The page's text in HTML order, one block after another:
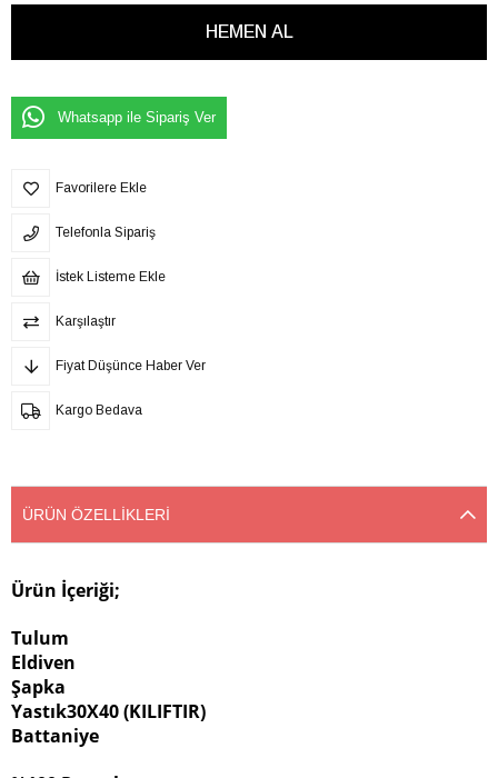
Whatsapp ile Sipariş Ver
Favorilere Ekle
Telefonla Sipariş
İstek Listeme Ekle
Karşılaştır
Fiyat Düşünce Haber Ver
Kargo Bedava
ÜRÜN ÖZELLIKLERI
Ürün İçeriği;
Tulum
Eldiven
Şapka
Yastık30X40 (KILIFTIR)
Battaniye